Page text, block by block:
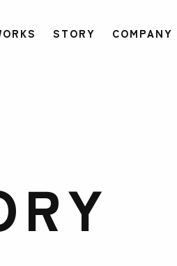
STORY COMPANY